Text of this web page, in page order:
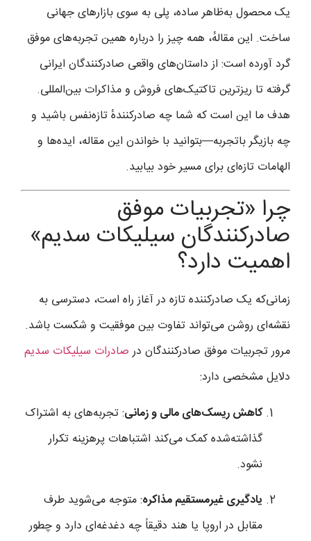
یک محصول به‌ظاهر ساده، پلی به سوی بازارهای جهانی
ساخت. این مقالهٔ، همه چیز را درباره همین تجربه‌های موفق
گرد آورده است: از داستان‌های واقعی صادرکنندگان ایرانی
گرفته تا ریزترین تاکتیک‌های فروش و مذاکرات بین‌المللی.
هدف ما این است که شما چه صادرکنندهٔ تازه‌نفس باشید و
چه بازیگر باتجربه—بتوانید با خواندن این مقاله، ایده‌ها و
الهامات تازه‌ای برای مسیر خود بیابید.
چرا «تجربیات موفق
صادرکنندگان سیلیکات سدیم»
اهمیت دارد؟
زمانی‌که یک صادرکننده تازه در آغاز راه است، دسترسی به
نقشه‌ای روشن می‌تواند تفاوت بین موفقیت و شکست باشد.
مرور تجربیات موفق صادرکنندگان درصادرات سیلیکات سدیم
دلایل مشخصی دارد:
کاهش ریسک‌های مالی و زمانی: تجربه‌های به اشتراک
گذاشته‌شده کمک می‌کند اشتباهات پرهزینه تکرار
نشود.
یادگیری غیرمستقیم مذاکره: متوجه می‌شوید طرف
مقابل در اروپا یا هند دقیقاً چه دغدغه‌ای دارد و چطور